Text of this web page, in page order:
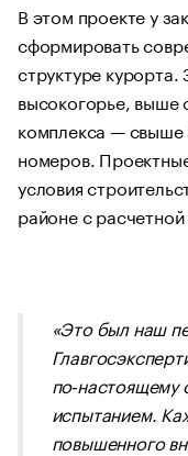
В этом проекте у
сформировать
структуре
высокогорье,
комплекса —
номеров.
условия
районе с
«Это был наш
испытанием.
повышенного